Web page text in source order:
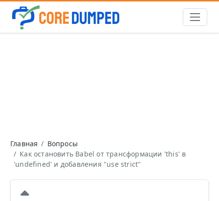
Главная
Вопросы
Как остановить Babel от трансформации 'this' в
'undefined' и добавления "use strict"